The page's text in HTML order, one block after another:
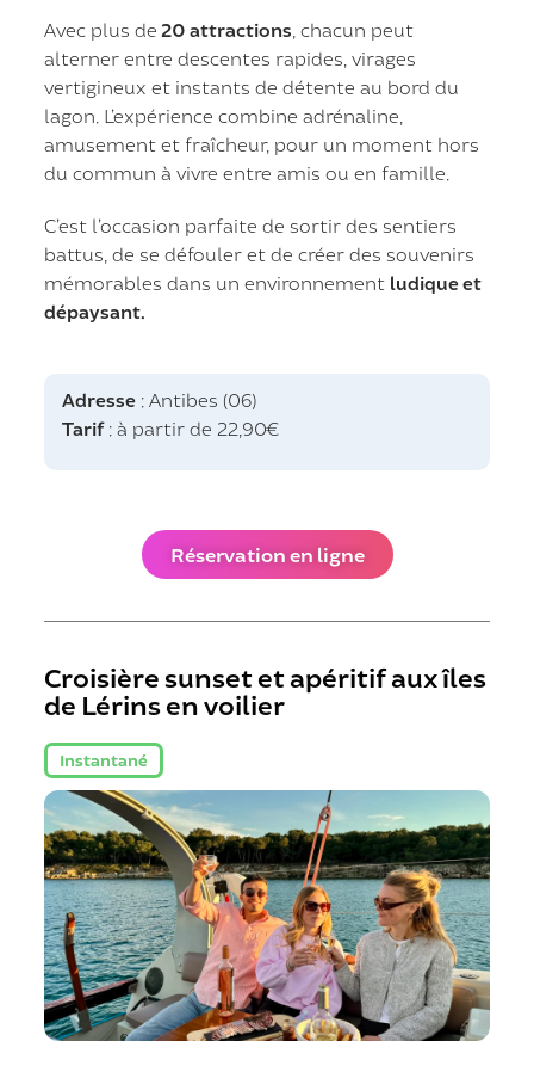
Avec plus de 20 attractions , chacun peut
alterner entre descentes rapides, virages
vertigineux et instants de détente au bord du
lagon. L’expérience combine adrénaline,
amusement et fraîcheur, pour un moment hors
du commun à vivre entre amis ou en famille.
C’est l’occasion parfaite de sortir des sentiers
battus, de se défouler et de créer des souvenirs
mémorables dans un environnement ludique et
dépaysant.
Adresse : Antibes (06)
Tarif: à partir de 22,90€
Réservation en ligne
Croisière sunset et apéritif aux îles
de Lérins en voilier
Instantané